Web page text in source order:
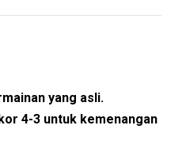
yang asli.
4-3 untuk kemenangan